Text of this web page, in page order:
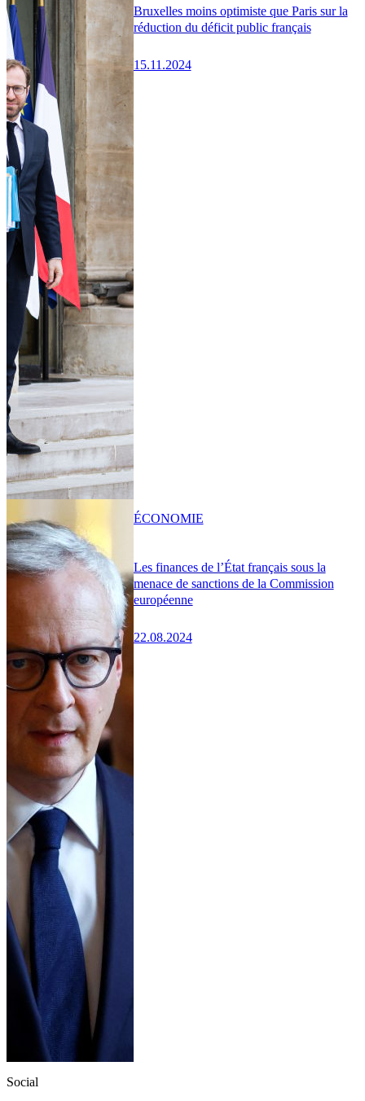
Bruxelles moins optimiste que Paris sur la
réduction du déficit public français
15.11.2024
Les finances de l’État français sous la
menace de sanctions de la Commission
européenne
22.08.2024
ÉCONOMIE
Social